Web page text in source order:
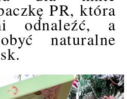
PR, która
odnaleźć, a
naturalne